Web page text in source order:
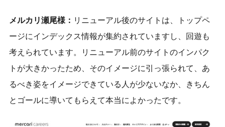
メルカリ瀬尾様： リニューアル後のサイトは、トップペ
ージにインデックス情報が集約されていますし、回遊も
考えられています。リニューアル前のサイトのインパク
トが大きかったため、そのイメージに引っ張られて、あ
るべき姿をイメージできている人が少ないなか、きちん
とゴールに導いてもらえて本当によかったです。